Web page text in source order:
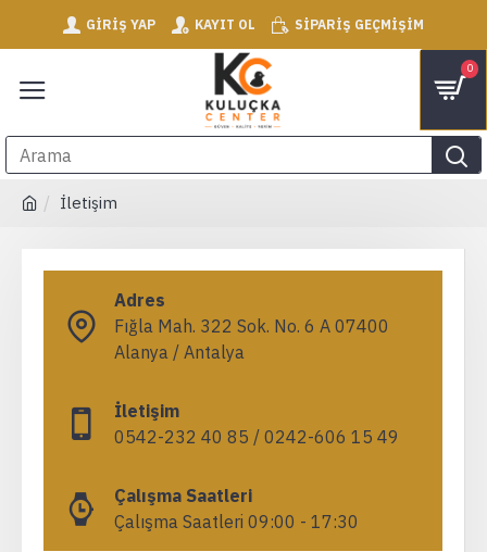
GIRIŞ YAP KAYIT OL SIPARIŞ GEÇMIŞIM
0
İletişim
Adres
Fığla Mah. 322 Sok. No. 6 A 07400
Alanya / Antalya
İletişim
0542-232 40 85 / 0242-606 15 49
Çalışma Saatleri
Çalışma Saatleri 09:00 - 17:30